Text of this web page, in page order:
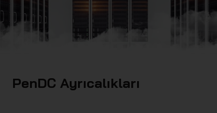
PenDC Ayrıcalıkları